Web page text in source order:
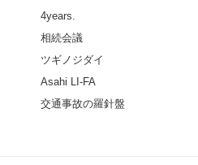
4years.
相続会議
ツギノジダイ
Asahi LI-FA
交通事故の羅針盤